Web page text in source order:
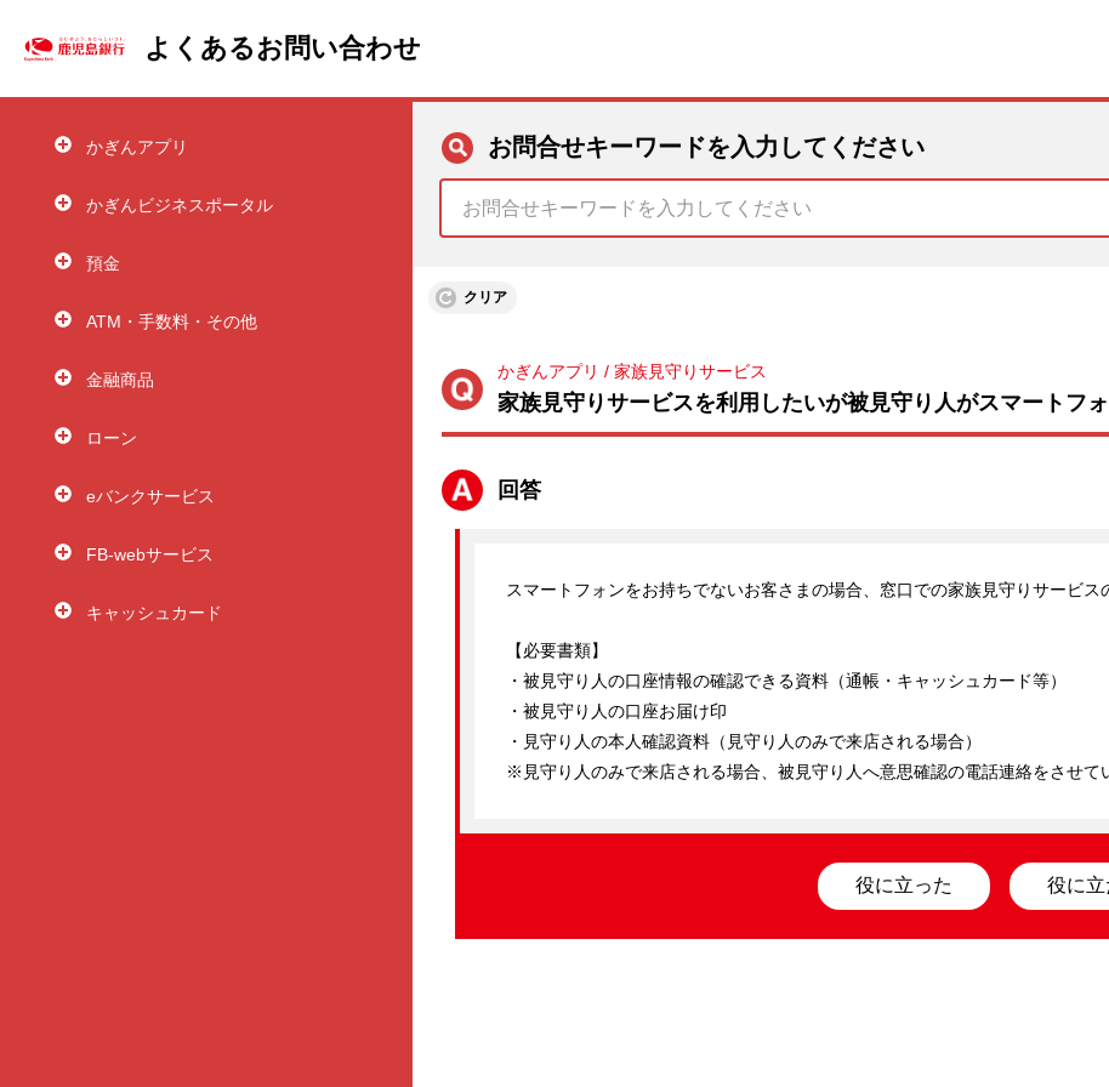
よくあるお問い合わせ
かぎんアプリ
かぎんビジネスポータル
預金
ATM・手数料・その他
金融商品
ローン
eバンクサービス
FB-webサービス
キャッシュカード
お問合せキーワードを入力してください
クリア
かぎんアプリ / 家族見守りサービス
家族見守りサービスを利用したいが被見守り人がスマートフ
回答
スマートフォンをお持ちでないお客さまの場合、窓口での家族見守りサービス
【必要書類】
・被見守り人の口座情報の確認できる資料（通帳・キャッシュカード等）
・被見守り人の口座お届け印
・見守り人の本人確認資料（見守り人のみで来店される場合）
※見守り人のみで来店される場合、被見守り人へ意思確認の電話連絡をさせて
役に立った 役に立